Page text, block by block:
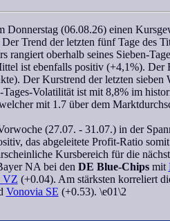
Donnerstag (06.08.26) einen
Trend der letzten fünf Tage des
rangiert oberhalb seines Sieben-
ist ebenfalls positiv (+4,1%). Der
Der Kurstrend der letzten sieben
Volatilität ist mit 8,8% im
mit 1.7 über dem
(27.07. - 31.07.) in der
das abgeleitete Profit-Ratiosomit
Kursbereich für die
NA bei den DE Blue-Chipsmit
VZ (+0.04). Am stärksten korreliert
Vonovia SE (+0.53). \e01\2